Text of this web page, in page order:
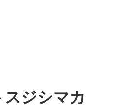
ジシマカ